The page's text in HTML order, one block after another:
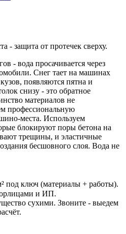
- защита от протечек сверху.
- вода просачивается через
Снег тает на машинах
появляются пятна и
снизу - это обратное
материалов не
профессиональную
места. Используем
блокируют поры бетона на
трещины, и эластичные
бесшовного слоя. Вода не
под ключ (материалы + работы).
юрлицами и ИП.
сухими. Звоните - выедем